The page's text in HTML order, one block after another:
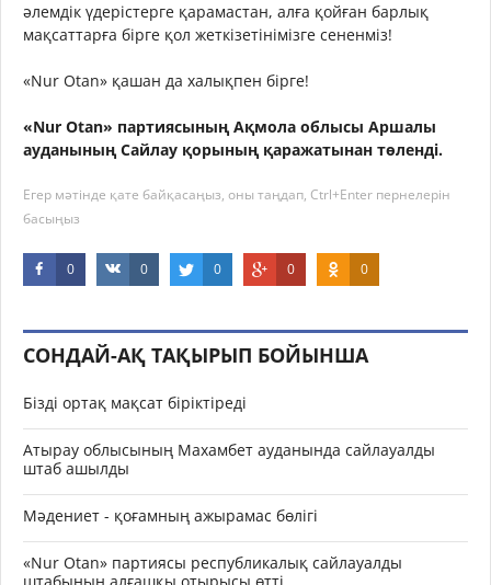
әлемдік үдерістерге қарамастан, алға қойған барлық
мақсаттарға бірге қол жеткізетінімізге сененміз!
«Nur Otan» қашан да халықпен бірге!
«Nur Otan» партиясының Ақмола облысы Аршалы
ауданының Сайлау қорының қаражатынан төленді.
Егер мәтінде қате байқасаңыз, оны таңдап, Ctrl+Enter пернелерін
басыңыз
0 0 0 0 0
СОНДАЙ-АҚ ТАҚЫРЫП БОЙЫНША
Бізді ортақ мақсат біріктіреді
Атырау облысының Махамбет ауданында сайлауалды
штаб ашылды
Мәдениет - қоғамның ажырамас бөлігі
«Nur Otan» партиясы республикалық сайлауалды